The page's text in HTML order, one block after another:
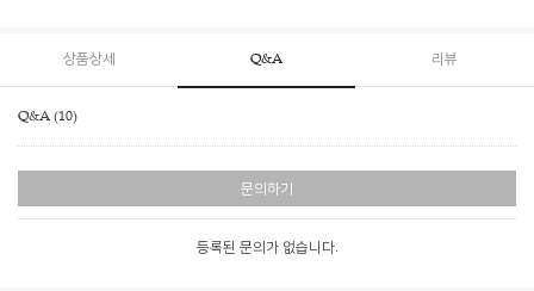
상품상세 Q&A 리뷰
Q&A (10)
문의하기
등록된 문의가 없습니다.